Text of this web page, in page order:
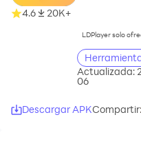
4.6 20K+
LDPlayer solo
Actualizada:
06
Descargar APKCompartir: